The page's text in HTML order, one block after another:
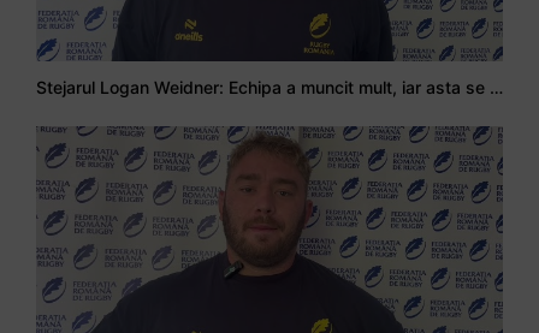
Stejarul Logan Weidner: Echipa a muncit mult, iar asta se va vedea în meciurile de la Nations Cup